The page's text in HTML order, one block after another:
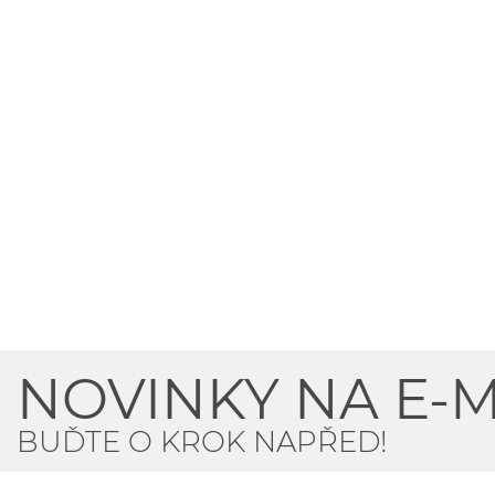
NOVINKY NA E-
BUĎTE O KROK NAPŘED!